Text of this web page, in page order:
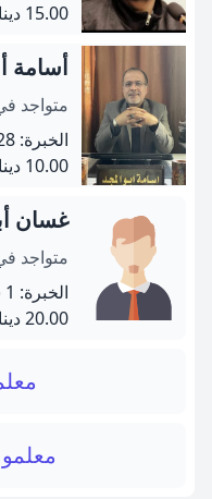
15.00 دينار
أسامة
متواجد
الخبرة: 28 سنة
10.00 دينار
غسان
متواجد
الخبرة: 1 سنة
20.00 دينار